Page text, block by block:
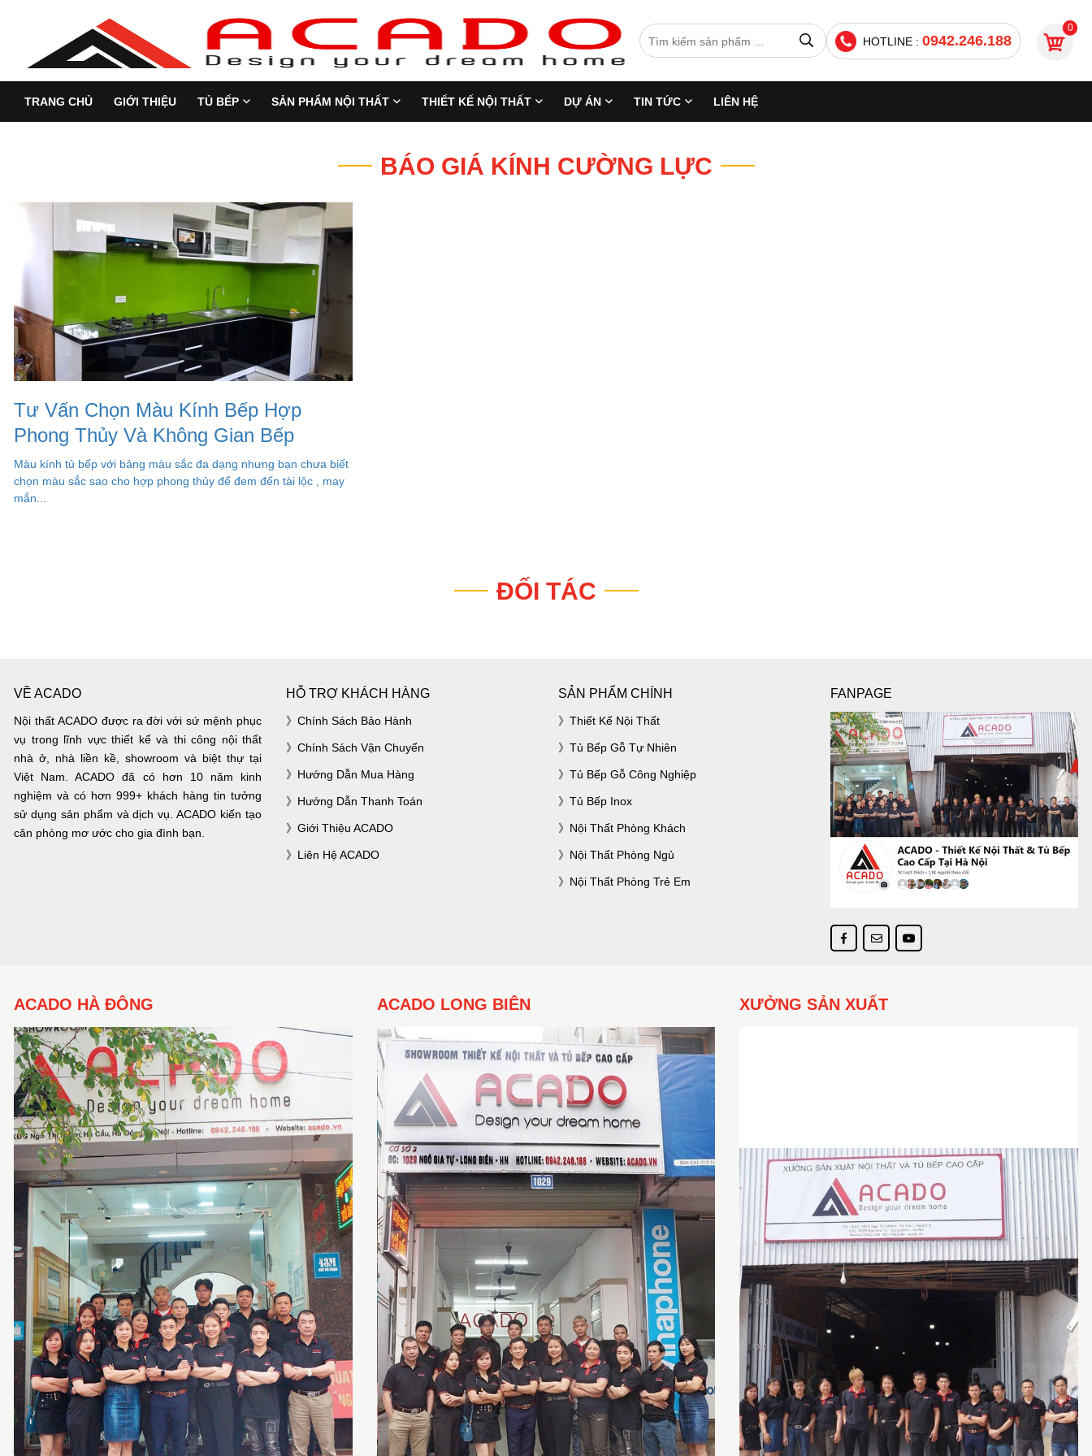
HOTLINE : 0942.246.188
0
TRANG CHỦ GIỚI THIỆU TỦ BẾP SẢN PHẨM NỘI THẤT THIẾT KẾ NỘI THẤT DỰ ÁN TIN TỨC LIÊN HỆ
BÁO GIÁ KÍNH CƯỜNG LỰC
Tư Vấn Chọn Màu Kính Bếp Hợp
Phong Thủy Và Không Gian Bếp
Màu kính tủ bếp với bảng màu sắc đa dạng nhưng bạn chưa biết
chọn màu sắc sao cho hợp phong thủy để đem đến tài lộc , may
mắn...
ĐỐI TÁC
VỀ ACADO
Nội thất ACADO được ra đời với sứ mệnh phục
vụ trong lĩnh vực thiết kế và thi công nội thất
nhà ở, nhà liền kề, showroom và biệt thự tại
Việt Nam. ACADO đã có hơn 10 năm kinh
nghiệm và có hơn 999+ khách hàng tin tưởng
sử dụng sản phẩm và dịch vụ. ACADO kiến tạo
căn phòng mơ ước cho gia đình bạn.
HỖ TRỢ KHÁCH HÀNG
Chính Sách Bảo Hành
Chính Sách Vận Chuyển
Hướng Dẫn Mua Hàng
Hướng Dẫn Thanh Toán
Giới Thiệu ACADO
Liên Hệ ACADO
SẢN PHẨM CHÍNH
Thiết Kế Nội Thất
Tủ Bếp Gỗ Tự Nhiên
Tủ Bếp Gỗ Công Nghiệp
Tủ Bếp Inox
Nội Thất Phòng Khách
Nội Thất Phòng Ngủ
Nội Thất Phòng Trẻ Em
FANPAGE
ACADO HÀ ĐÔNG ACADO LONG BIÊN XƯỞNG SẢN XUẤT